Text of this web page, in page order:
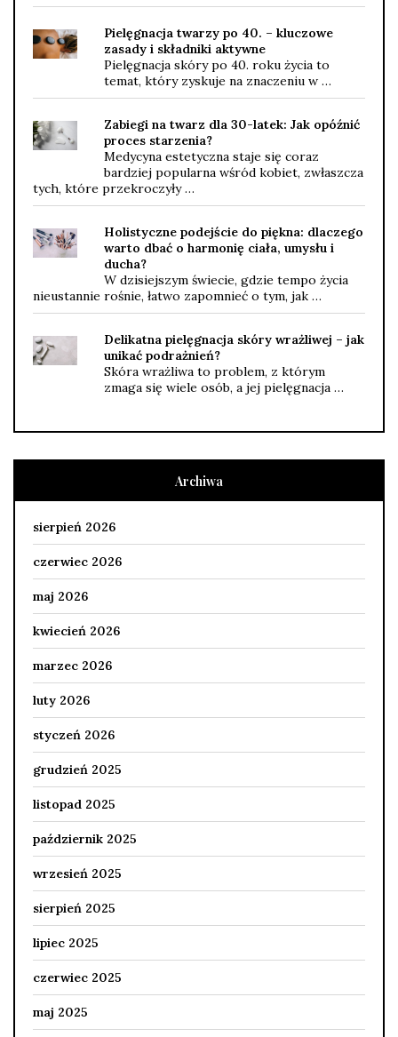
Pielęgnacja twarzy po 40. – kluczowe
zasady i składniki aktywne
Pielęgnacja skóry po 40. roku życia to
temat, który zyskuje na znaczeniu w …
Zabiegi na twarz dla 30-latek: Jak opóźnić
proces starzenia?
Medycyna estetyczna staje się coraz
bardziej popularna wśród kobiet, zwłaszcza
tych, które przekroczyły …
Holistyczne podejście do piękna: dlaczego
warto dbać o harmonię ciała, umysłu i
ducha?
W dzisiejszym świecie, gdzie tempo życia
nieustannie rośnie, łatwo zapomnieć o tym, jak …
Delikatna pielęgnacja skóry wrażliwej – jak
unikać podrażnień?
Skóra wrażliwa to problem, z którym
zmaga się wiele osób, a jej pielęgnacja …
Archiwa
sierpień 2026
czerwiec 2026
maj 2026
kwiecień 2026
marzec 2026
luty 2026
styczeń 2026
grudzień 2025
listopad 2025
październik 2025
wrzesień 2025
sierpień 2025
lipiec 2025
czerwiec 2025
maj 2025